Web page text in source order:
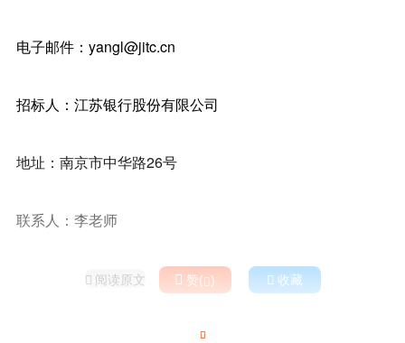
电子邮件：yangl@jitc.cn
招标人：江苏银行股份有限公司
地址：南京市中华路26号
联系人：李老师
 阅读原文  赞()  收藏
